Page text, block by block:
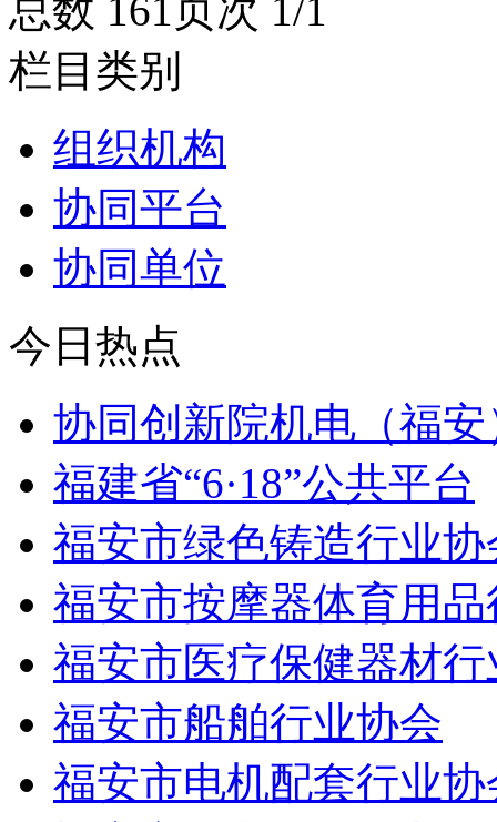
总数 161 页次 1/1
栏目类别
组织机构
协同平台
协同单位
今日热点
协同创新院机电（福
福建省“6·18”公共平台
福安市绿色铸造行业协
福安市按摩器体育用
福安市医疗保健器材
福安市船舶行业协会
福安市电机配套行业协